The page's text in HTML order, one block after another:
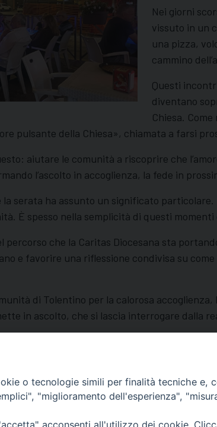
Nei giorni
vissuto in un
una pizza,
cammino
Questi
diventano
Chiesa.
pulsante della Chiesa», chiamata a farsi
aiutare le comunità a riscoprire che
l’ascolto in accoglienza, la fede in
serata ha assunto un significato
È spesso nella semplicità di questi
percorso che la Caritas Diocesana sta
e favorire una riflessione condivisa su
di Tolentino per la calorosa
in ascolto, che si lascia interrogare
o tecnologie simili per finalità tecniche e,
"miglioramento dell'esperienza",